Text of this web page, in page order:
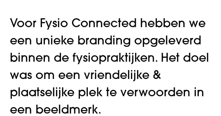
Voor Fysio Connected hebben we
een unieke branding opgeleverd
binnen de fysiopraktijken. Het doel
was om een vriendelijke &
plaatselijke plek te verwoorden in
een beeldmerk.